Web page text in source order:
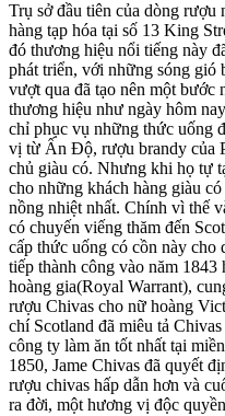
Trụ sở đầu tiên của dòng rượu
hàng tạp hóa tại số 13 King
đó thương hiệu nổi tiếng này
phát triển, với những sóng gió
vượt qua đã tạo nên một bước
thương hiệu như ngày hôm
chỉ phục vụ những thức uống
vị từ Ấn Độ, rượu brandy của
chủ giàu có. Nhưng khi họ tự
cho những khách hàng giàu
nồng nhiệt nhất. Chính vì thế
có chuyến viếng thăm đến
cấp thức uống có cồn này
tiếp thành công vào năm
hoàng gia(Royal Warrant),
rượu Chivas cho nữ hoàng
chí Scotland đã miêu tả
công ty làm ăn tốt nhất tại
1850, Jame Chivas đã quyết
rượu chivas hấp dẫn hơn và
ra đời, một hương vị độc